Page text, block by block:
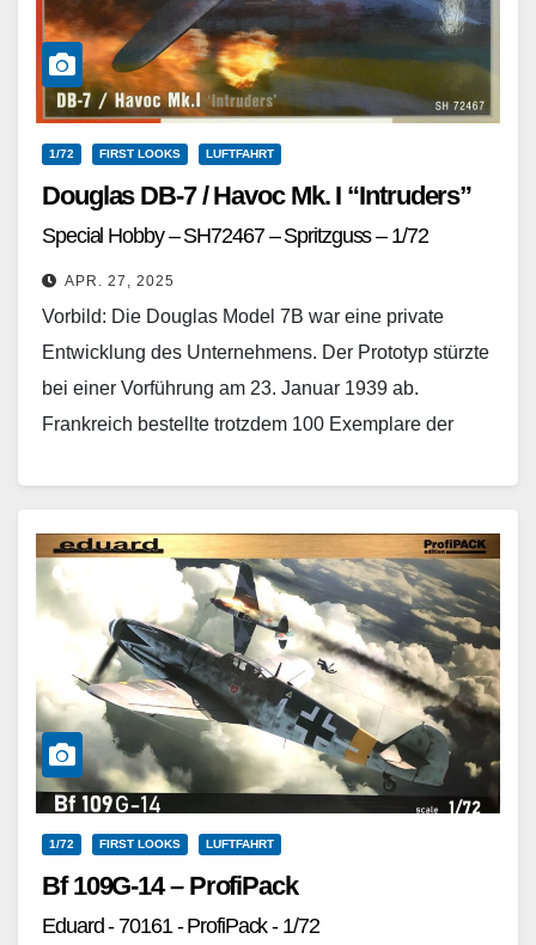
1/72 FIRST LOOKS LUFTFAHRT
Douglas DB-7 / Havoc Mk. I “Intruders”
Special Hobby – SH72467 – Spritzguss – 1/72
APR. 27, 2025
Vorbild: Die Douglas Model 7B war eine private
Entwicklung des Unternehmens. Der Prototyp stürzte
bei einer Vorführung am 23. Januar 1939 ab.
Frankreich bestellte trotzdem 100 Exemplare der
1/72 FIRST LOOKS LUFTFAHRT
Bf 109G-14 – ProfiPack
Eduard - 70161 - ProfiPack - 1/72